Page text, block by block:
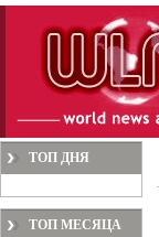
ТОП ДНЯ
ТОП МЕСЯЦА